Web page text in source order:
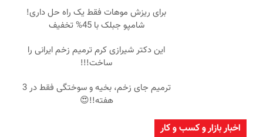
برای ریزش موهات فقط یک راه حل داری!
شامپو جبلک با 45% تخفیف
این دکتر شیرازی کرم ترمیم زخم ایرانی را
ساخت!!!
ترمیم جای زخم، بخیه و سوختگی فقط در 3
هفته!!😍
اخبار بازار و کسب و کار